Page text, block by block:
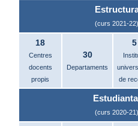
(curs 2021-22)
18
Centres
docents
propis
30
Departaments
5
de
(curs 2020-21)